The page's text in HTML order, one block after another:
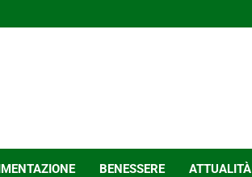
BENESSERE ATTUALITÀ